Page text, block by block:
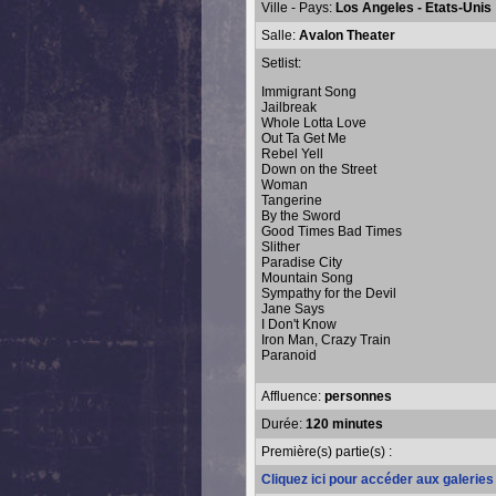
Ville - Pays: Los Angeles - Etats-Unis
Salle: Avalon Theater
Setlist:
Immigrant Song
Jailbreak
Whole Lotta Love
Out Ta Get Me
Rebel Yell
Down on the Street
Woman
Tangerine
By the Sword
Good Times Bad Times
Slither
Paradise City
Mountain Song
Sympathy for the Devil
Jane Says
I Don't Know
Iron Man, Crazy Train
Paranoid
Affluence: personnes
Durée: 120 minutes
Première(s) partie(s) :
Cliquez ici pour accéder aux